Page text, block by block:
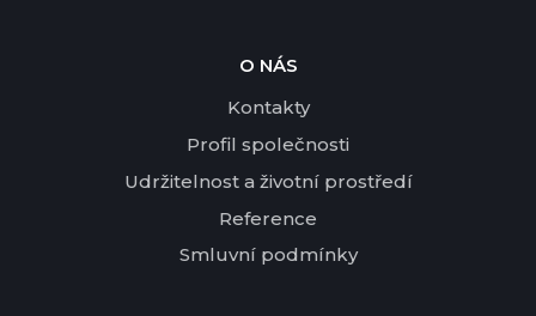
O NÁS
Kontakty
Profil společnosti
Udržitelnost a životní prostředí
Reference
Smluvní podmínky